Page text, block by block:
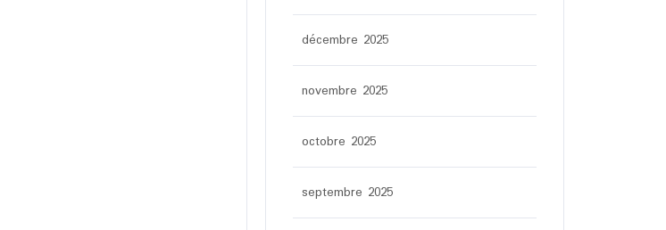
décembre 2025
novembre 2025
octobre 2025
septembre 2025